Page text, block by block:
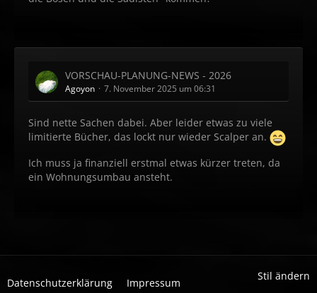
VORSCHAU-PLANUNG-NEWS - 2026
Agoyon 7. November 2025 um 06:31
Sind nette Sachen dabei. Aber leider etwas zu viele
limitierte Bücher, das lockt nur wieder Scalper an.
Ich muss ja finanziell erstmal etwas kürzer treten, da
ein Wohnungsumbau ansteht.
Stil ändern
Datenschutzerklärung Impressum